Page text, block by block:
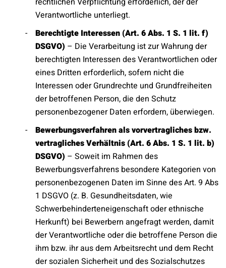
Verantwortliche unterliegt.
Berechtigte Interessen (Art. 6 Abs. 1 S. 1 lit. f)
DSGVO) – Die Verarbeitung ist zur Wahrung der
berechtigten Interessen des Verantwortlichen oder
eines Dritten erforderlich, sofern nicht die
Interessen oder Grundrechte und Grundfreiheiten
der betroffenen Person, die den Schutz
personenbezogener Daten erfordern, überwiegen.
Bewerbungsverfahren als vorvertragliches bzw.
vertragliches Verhältnis (Art. 6 Abs. 1 S. 1 lit. b)
DSGVO) – Soweit im Rahmen des
Bewerbungsverfahrens besondere Kategorien von
personenbezogenen Daten im Sinne des Art. 9 Abs.
1 DSGVO (z. B. Gesundheitsdaten, wie
Schwerbehinderteneigenschaft oder ethnische
Herkunft) bei Bewerbern angefragt werden, damit
der Verantwortliche oder die betroffene Person die
ihm bzw. ihr aus dem Arbeitsrecht und dem Recht
der sozialen Sicherheit und des Sozialschutzes